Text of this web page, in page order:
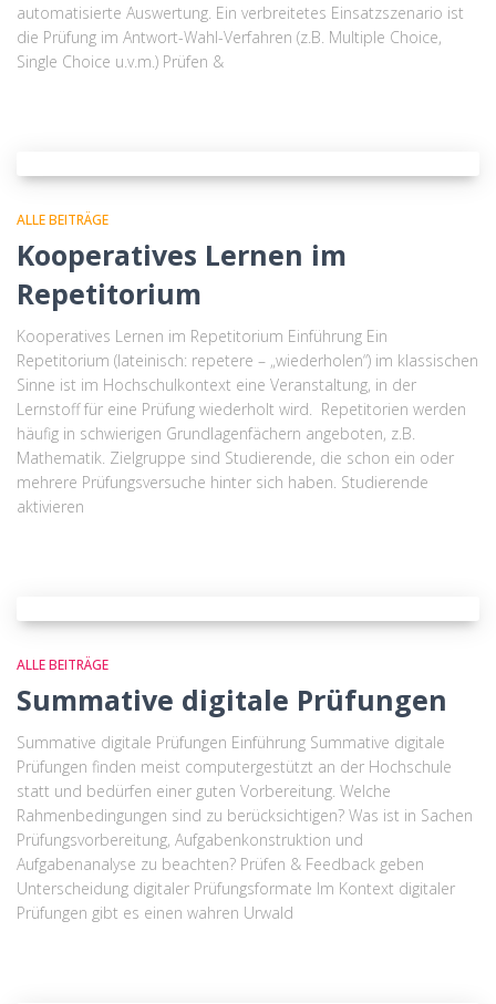
automatisierte Auswertung. Ein verbreitetes Einsatzszenario ist
die Prüfung im Antwort-Wahl-Verfahren (z.B. Multiple Choice,
Single Choice u.v.m.) Prüfen &
ALLE BEITRÄGE
Kooperatives Lernen im
Repetitorium
Kooperatives Lernen im Repetitorium Einführung Ein
Repetitorium (lateinisch: repetere – „wiederholen“) im klassischen
Sinne ist im Hochschulkontext eine Veranstaltung, in der
Lernstoff für eine Prüfung wiederholt wird. Repetitorien werden
häufig in schwierigen Grundlagenfächern angeboten, z.B.
Mathematik. Zielgruppe sind Studierende, die schon ein oder
mehrere Prüfungsversuche hinter sich haben. Studierende
aktivieren
ALLE BEITRÄGE
Summative digitale Prüfungen
Summative digitale Prüfungen Einführung Summative digitale
Prüfungen finden meist computergestützt an der Hochschule
statt und bedürfen einer guten Vorbereitung. Welche
Rahmenbedingungen sind zu berücksichtigen? Was ist in Sachen
Prüfungsvorbereitung, Aufgabenkonstruktion und
Aufgabenanalyse zu beachten? Prüfen & Feedback geben
Unterscheidung digitaler Prüfungsformate Im Kontext digitaler
Prüfungen gibt es einen wahren Urwald